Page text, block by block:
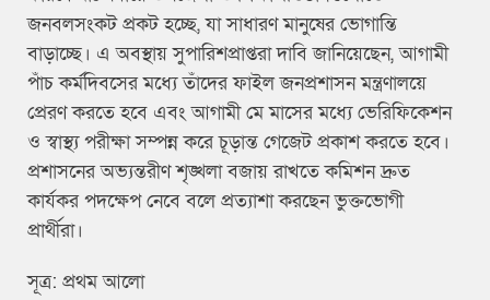
জনবলসংকট প্রকট হচ্ছে, যা সাধারণ মানুষের ভোগান্তি
বাড়াচ্ছে। এ অবস্থায় সুপারিশপ্রাপ্তরা দাবি জানিয়েছেন, আগামী
পাঁচ কর্মদিবসের মধ্যে তাঁদের ফাইল জনপ্রশাসন মন্ত্রণালয়ে
প্রেরণ করতে হবে এবং আগামী মে মাসের মধ্যে ভেরিফিকেশন
ও স্বাস্থ্য পরীক্ষা সম্পন্ন করে চূড়ান্ত গেজেট প্রকাশ করতে হবে।
প্রশাসনের অভ্যন্তরীণ শৃঙ্খলা বজায় রাখতে কমিশন দ্রুত
কার্যকর পদক্ষেপ নেবে বলে প্রত্যাশা করছেন ভুক্তভোগী
প্রার্থীরা।
সূত্র: প্রথম আলো